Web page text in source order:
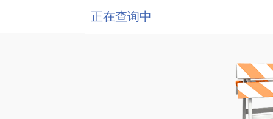
正在查询中